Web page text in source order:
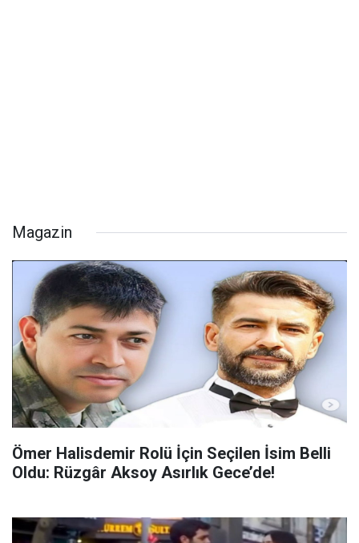
Magazin
Ömer Halisdemir Rolü İçin Seçilen İsim Belli
Oldu: Rüzgâr Aksoy Asırlık Gece’de!